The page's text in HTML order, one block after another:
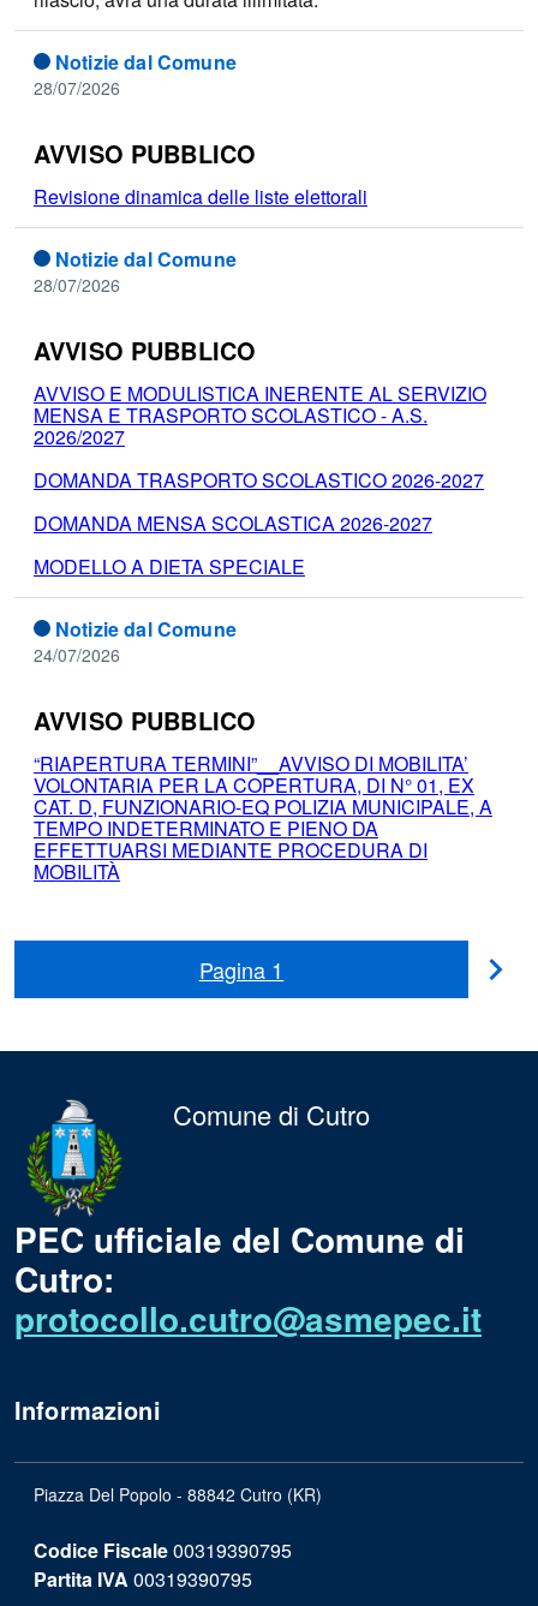
Notizie dal Comune
28/07/2026
AVVISO PUBBLICO
Revisione dinamica delle liste elettorali
Notizie dal Comune
28/07/2026
AVVISO PUBBLICO
AVVISO E MODULISTICA INERENTE AL SERVIZIO
MENSA E TRASPORTO SCOLASTICO - A.S.
2026/2027
DOMANDA TRASPORTO SCOLASTICO 2026-2027
DOMANDA MENSA SCOLASTICA 2026-2027
MODELLO A DIETA SPECIALE
Notizie dal Comune
24/07/2026
AVVISO PUBBLICO
“RIAPERTURA TERMINI”__AVVISO DI MOBILITA’
VOLONTARIA PER LA COPERTURA, DI N° 01, EX
CAT. D, FUNZIONARIO-EQ POLIZIA MUNICIPALE, A
TEMPO INDETERMINATO E PIENO DA
EFFETTUARSI MEDIANTE PROCEDURA DI
MOBILITÀ
Pagina 1
Comune di Cutro
PEC ufficiale del Comune di
Cutro:
protocollo.cutro@asmepec.it
Informazioni
Piazza Del Popolo - 88842 Cutro (KR)
Codice Fiscale00319390795
Partita IVA 00319390795